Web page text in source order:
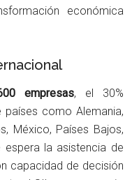
económica
empresas, el 30%
países como Alemania,
México, Países Bajos,
espera la asistencia de
capacidad de decisión